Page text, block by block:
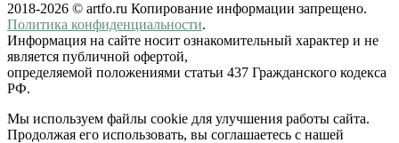
2018-2026 © artfo.ru Копирование информации запрещено.
Политика конфиденциальности.
Информация на сайте носит ознакомительный характер и не
является публичной офертой,
определяемой положениями статьи 437 Гражданского кодекса
РФ.
Мы используем файлы cookie для улучшения работы сайта.
Продолжая его использовать, вы соглашаетесь с нашей